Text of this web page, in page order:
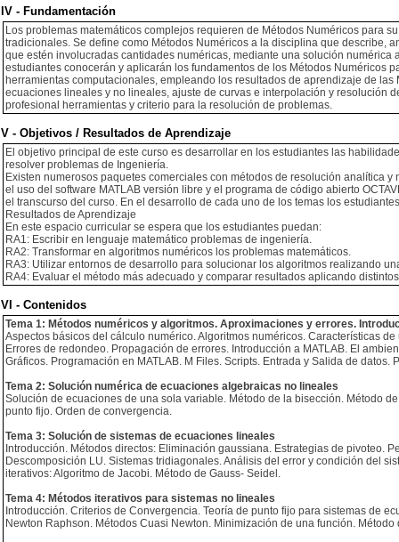
IV - Fundamentación
Los problemas matemáticos complejos requieren de Métodos Numéricos para
tradicionales. Se define como Métodos Numéricos a la disciplina que describe,
que estén involucradas cantidades numéricas, mediante una solución
estudiantes conocerán y aplicarán los fundamentos de los Métodos Numéricos
herramientas computacionales, empleando los resultados de aprendizaje de
ecuaciones lineales y no lineales, ajuste de curvas e interpolación y resolución
profesional herramientas y criterio para la resolución de problemas.
V - Objetivos / Resultados de Aprendizaje
El objetivo principal de este curso es desarrollar en los estudiantes las
resolver problemas de Ingeniería.
Existen numerosos paquetes comerciales con métodos de resolución analítica
el uso del software MATLAB versión libre y el programa de código abierto
el transcurso del curso. En el desarrollo de cada uno de los temas los
Resultados de Aprendizaje
En este espacio curricular se espera que los estudiantes puedan:
RA1: Escribir en lenguaje matemático problemas de ingeniería.
RA2: Transformar en algoritmos numéricos los problemas matemáticos.
RA3: Utilizar entornos de desarrollo para solucionar los algoritmos realizando
RA4: Evaluar el método más adecuado y comparar resultados aplicando
VI - Contenidos
Tema 1: Métodos numéricos y algoritmos. Aproximaciones y errores.
Aspectos básicos del cálculo numérico. Algoritmos numéricos. Características
Errores de redondeo. Propagación de errores. Introducción a MATLAB. El
Gráficos. Programación en MATLAB. M Files. Scripts. Entrada y Salida de datos.
Tema 2: Solución numérica de ecuaciones algebraicas no lineales
Solución de ecuaciones de una sola variable. Método de la bisección. Método
punto fijo. Orden de convergencia.
Tema 3: Solución de sistemas de ecuaciones lineales
Introducción. Métodos directos: Eliminación gaussiana. Estrategias de pivoteo.
Descomposición LU. Sistemas tridiagonales. Análisis del error y condición del
iterativos: Algoritmo de Jacobi. Método de Gauss- Seidel.
Tema 4: Métodos iterativos para sistemas no lineales
Introducción. Criterios de Convergencia. Teoría de punto fijo para sistemas de
Newton Raphson. Métodos Cuasi Newton. Minimización de una función.